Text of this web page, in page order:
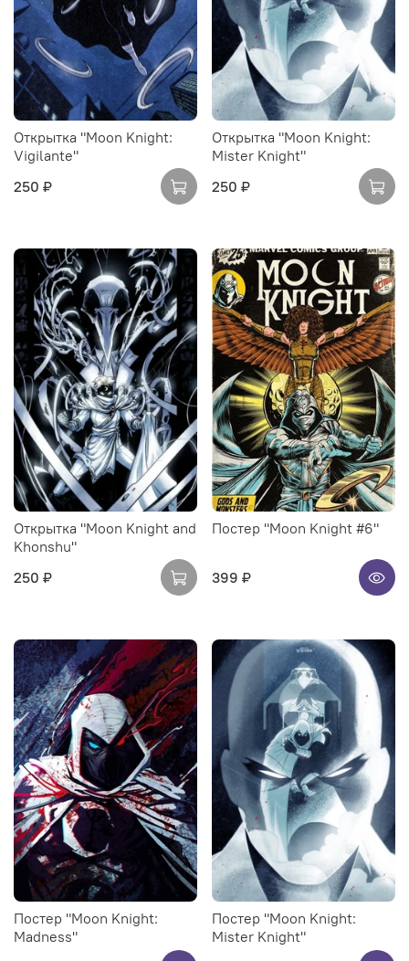
Открытка "Moon Knight:
Vigilante"
250 ₽
Открытка "Moon Knight:
Mister Knight"
250 ₽
Открытка "Moon Knight and
Khonshu"
250 ₽
Постер "Moon Knight #6"
399 ₽
Постер "Moon Knight:
Madness"
Постер "Moon Knight:
Mister Knight"